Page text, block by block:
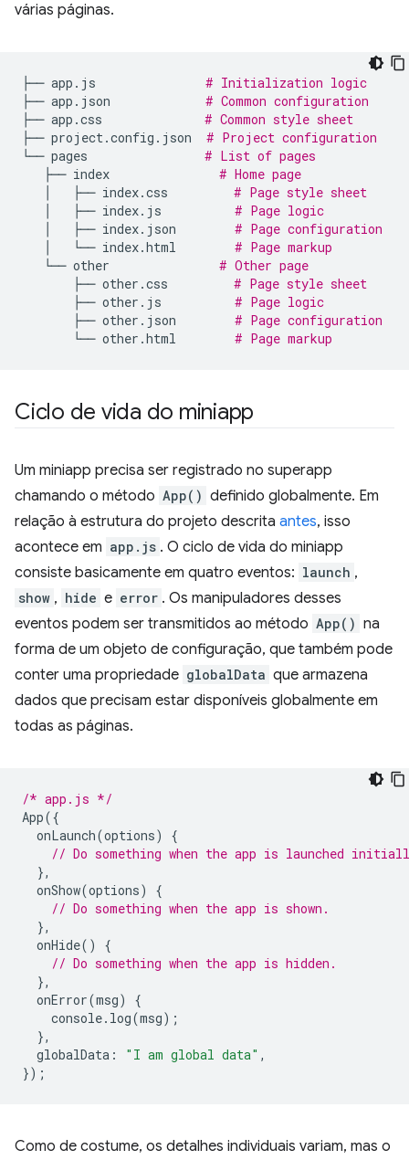
várias páginas.
├── app.js
# Initialization logic
├── app.json
# Common configuration
├── app.css
# Common style sheet
├── project.config.json
# Project configuration
└── pages
# List of pages
├── index
# Home page
├── index.css
# Page style sheet
├── index.js
# Page logic
├── index.json
# Page configuration
└── index.html
# Page markup
└── other
# Other page
├── other.css
# Page style sheet
├── other.js
# Page logic
├── other.json
# Page configuration
└── other.html # Page markup
Ciclo de vida do miniapp
Um miniapp precisa ser registrado no superapp
chamando o método App() definido globalmente. Em
relação à estrutura do projeto descrita antes, isso
acontece em app.js . O ciclo de vida do miniapp
consiste basicamente em quatro eventos: launch ,
show , hide e error . Os manipuladores desses
eventos podem ser transmitidos ao método App() na
forma de um objeto de configuração, que também pode
conter uma propriedade globalData que armazena
dados que precisam estar disponíveis globalmente em
todas as páginas.
/* app.js */
App({
onLaunch(options)
{
// Do something when the app is launched
},
onShow(options)
{
// Do something when the app is shown.
},
onHide()
{
// Do something when the app is hidden.
},
onError(msg)
{
console. log(msg);
},
globalData : "I am global data" ,
});
Como de costume, os detalhes individuais variam, mas o